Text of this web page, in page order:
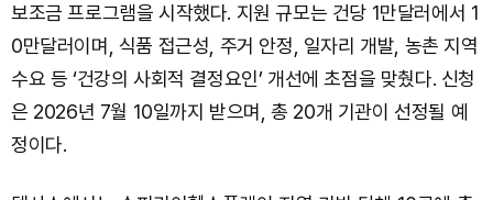
보조금 프로그램을 시작했다. 지원 규모는 건당 1만달러에서 1
0만달러이며, 식품 접근성, 주거 안정, 일자리 개발, 농촌 지역
수요 등 ‘건강의 사회적 결정요인’ 개선에 초점을 맞췄다. 신청
은 2026년 7월 10일까지 받으며, 총 20개 기관이 선정될 예
정이다.